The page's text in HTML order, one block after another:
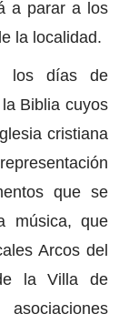
a parar a los
la localidad.
los días de
Biblia cuyos
cristiana
que se
música, que
Arcos del
la Villa de